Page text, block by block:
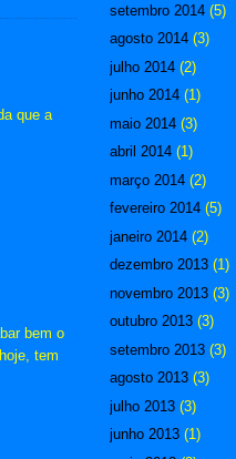
que a
bem o
tem
setembro 2014 (5)
agosto 2014 (3)
julho 2014 (2)
junho 2014 (1)
maio 2014 (3)
abril 2014 (1)
março 2014 (2)
fevereiro 2014 (5)
janeiro 2014 (2)
dezembro 2013 (1)
novembro 2013 (3)
outubro 2013 (3)
setembro 2013 (3)
agosto 2013 (3)
julho 2013 (3)
junho 2013 (1)